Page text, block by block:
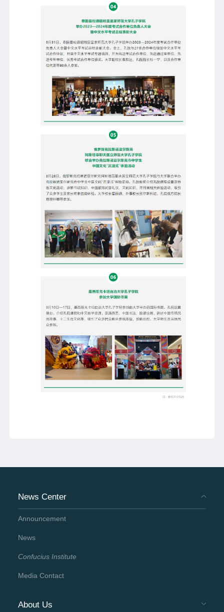
News Center
Announcement
News
Confucius Institute
Media Contact
About Us